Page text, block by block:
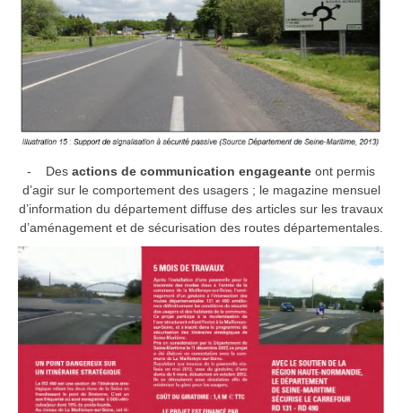
- Des actions de communication engageante ont permis
d’agir sur le comportement des usagers ; le magazine mensuel
d’information du département diffuse des articles sur les travaux
d’aménagement et de sécurisation des routes départementales.